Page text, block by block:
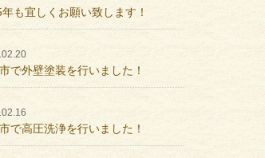
も宜しくお願い致します！
で外壁塗装を行いました！
で高圧洗浄を行いました！